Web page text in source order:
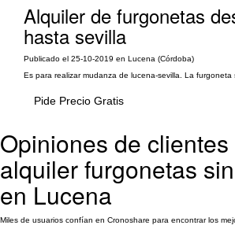
Alquiler de furgonetas
hasta sevilla
Publicado el 25-10-2019 en Lucena (Córdoba)
Es para realizar mudanza de lucena-sevilla. La furgoneta
Pide Precio Gratis
Opiniones de
alquiler furgonetas
en Lucena
Miles de usuarios confían en Cronoshare para encontrar los